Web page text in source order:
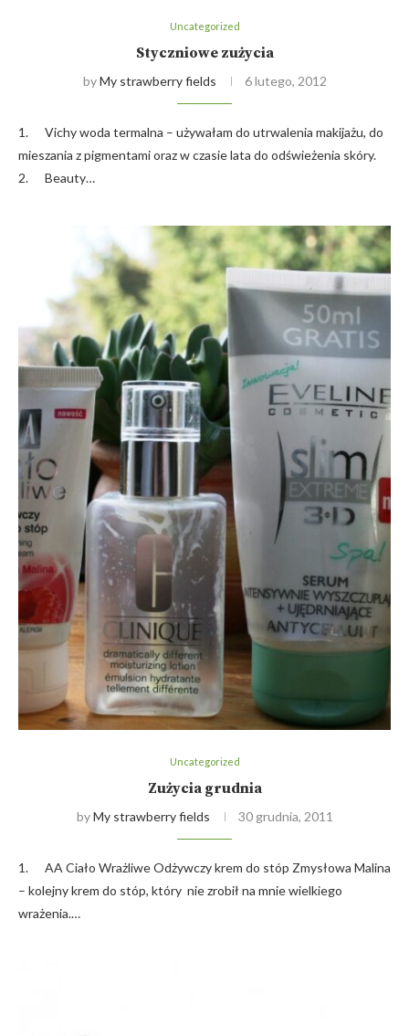
Uncategorized
Styczniowe zużycia
byMy strawberry fields 6 lutego, 2012
1. Vichy woda termalna – używałam do utrwalenia makijażu, do
mieszania z pigmentami oraz w czasie lata do odświeżenia skóry.
2. Beauty…
Uncategorized
Zużycia grudnia
byMy strawberry fields 30 grudnia, 2011
1. AA Ciało Wrażliwe Odżywczy krem do stóp Zmysłowa Malina
– kolejny krem do stóp, który nie zrobił na mnie wielkiego
wrażenia.…